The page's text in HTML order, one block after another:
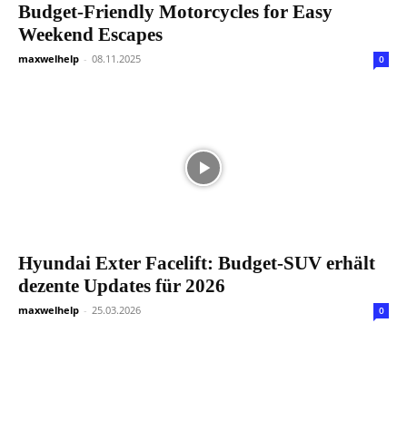
Budget-Friendly Motorcycles for Easy
Weekend Escapes
maxwelhelp - 08.11.2025 0
Hyundai Exter Facelift: Budget-SUV erhält
dezente Updates für 2026
maxwelhelp - 25.03.2026 0